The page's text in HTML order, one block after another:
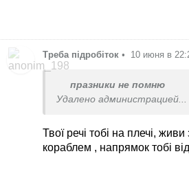
Треба підробіток • 10 июня в
празники не помню
Удалено администрацией...
Твої речі тобі на плечі,
кораблем , напрямок тобі